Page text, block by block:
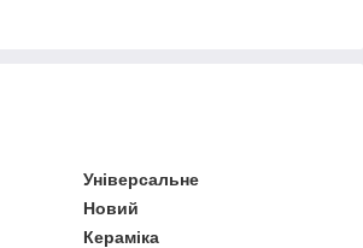
Універсальне
Новий
Кераміка